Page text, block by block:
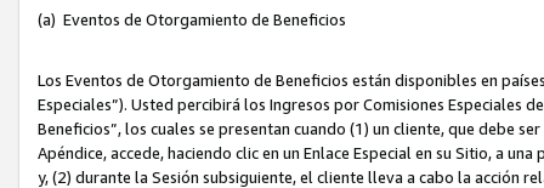
(a) Eventos de Otorgamiento de Beneficios
Los Eventos de Otorgamiento de Beneficios están disponibles en
Especiales”). Usted percibirá los Ingresos por Comisiones Especiales
Beneficios”, los cuales se presentan cuando (1) un cliente, que debe
Apéndice, accede, haciendo clic en un Enlace Especial en su Sitio, a
y, (2) durante la Sesión subsiguiente, el cliente lleva a cabo la acción